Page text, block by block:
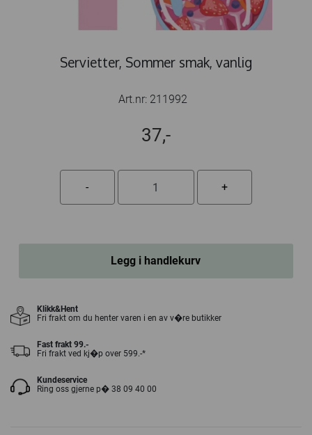
Servietter, Sommer smak, vanlig
Art.nr: 211992
37,-
Legg i handlekurv
Klikk&Hent
Fri frakt om du henter varen i en av v�re butikker
Fast frakt 99.-
Fri frakt ved kj�p over 599.-*
Kundeservice
Ring oss gjerne p� 38 09 40 00